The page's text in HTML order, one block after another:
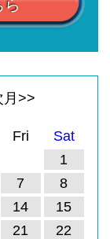
ら
月>>
Fri
Sat
1
7
8
14
15
21 22